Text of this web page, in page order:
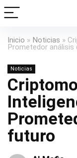
Inicio » Noticias »
Prometedor
Noticias
futuro